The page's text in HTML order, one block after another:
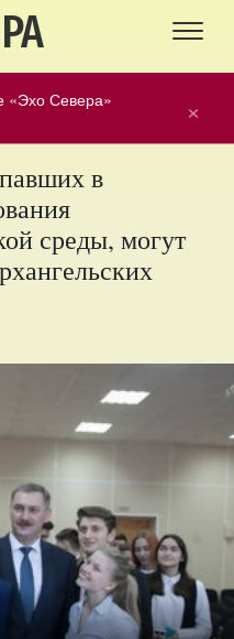
×
«Эхо Севера»
в
среды, могут